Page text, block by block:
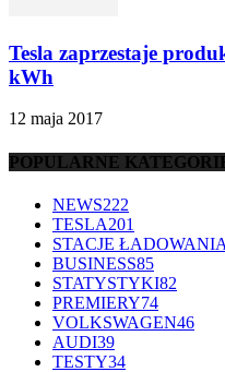
Tesla zaprzestaje
kWh
12 maja 2017
POPULARNE
NEWS222
TESLA201
STACJE ŁADOWANIA
BUSINESS85
STATYSTYKI82
PREMIERY74
VOLKSWAGEN46
AUDI39
TESTY34